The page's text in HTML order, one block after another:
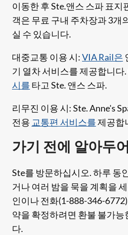
이동한 후 Ste.앤스 스파 표지
객은 무료 구내 주차장과 3개
실 수 있습니다.
대중교통 이용 시:VIA Rail은
기 열차 서비스를 제공합니다
시를 타고 Ste. 앤스 스파.
리무진 이용 시: Ste. Anne's
전용 교통편 서비스를제공합
가기 전에 알아두
Ste를 방문하십시오. 하루 동
거나 여러 밤을 묵을 계획을
인이나 전화(1-888-346-
약을 확정하려면 환불 불가
다.